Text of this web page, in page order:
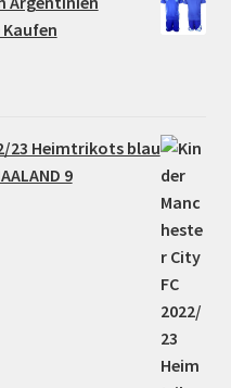
23 Heimtrikots blau
9